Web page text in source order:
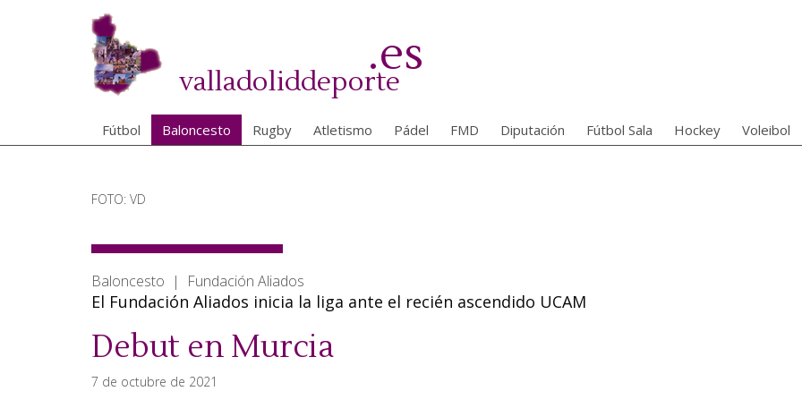
valladoliddeporte
.es
Fútbol Baloncesto Rugby Atletismo Pádel FMD Diputación Fútbol Sala Hockey Voleibol
FOTO: VD
Baloncesto | Fundación Aliados
El Fundación Aliados inicia la liga ante el recién ascendido UCAM
Debut en Murcia
7 de octubre de 2021